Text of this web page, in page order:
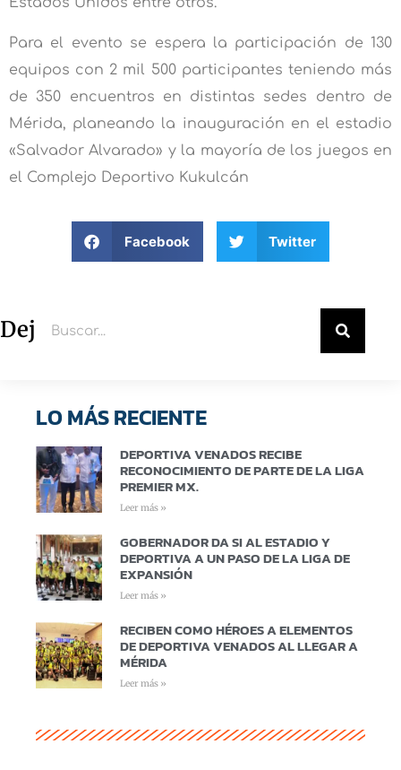
Para el evento se espera la participación de 130
equipos con 2 mil 500 participantes teniendo más
de 350 encuentros en distintas sedes dentro de
Mérida, planeando la inauguración en el estadio
«Salvador Alvarado» y la mayoría de los juegos en
el Complejo Deportivo Kukulcán
Facebook Twitter
Deja un comentario
LO MÁS RECIENTE
DEPORTIVA VENADOS RECIBE
RECONOCIMIENTO DE PARTE DE LA LIGA
PREMIER MX.
Leer más »
GOBERNADOR DA SI AL ESTADIO Y
DEPORTIVA A UN PASO DE LA LIGA DE
EXPANSIÓN
Leer más »
RECIBEN COMO HÉROES A ELEMENTOS
DE DEPORTIVA VENADOS AL LLEGAR A
MÉRIDA
Leer más »